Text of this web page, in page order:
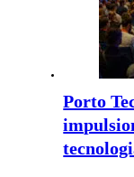
Porto